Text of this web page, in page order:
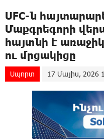
UFC-ն
Մաքգրեգորի
հայտնի է
ու մրցակիցը
Սպորտ 17 Մայիս, 2026